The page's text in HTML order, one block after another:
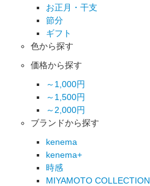
お正月・干支
節分
ギフト
色から探す
価格から探す
～1,000円
～1,500円
～2,000円
ブランドから探す
kenema
kenema+
時感
MIYAMOTO COLLECTION